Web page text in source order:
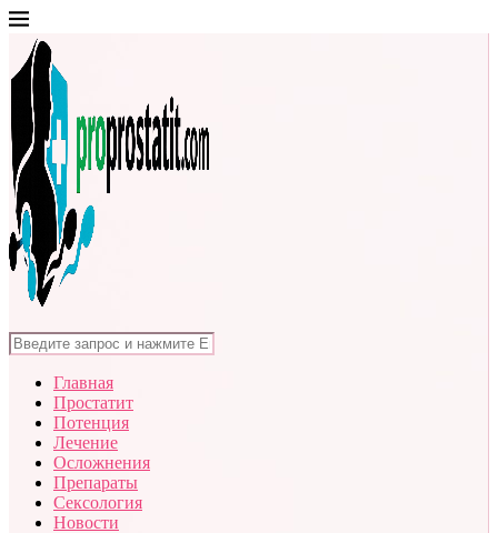
Главная
Простатит
Потенция
Лечение
Осложнения
Препараты
Сексология
Новости